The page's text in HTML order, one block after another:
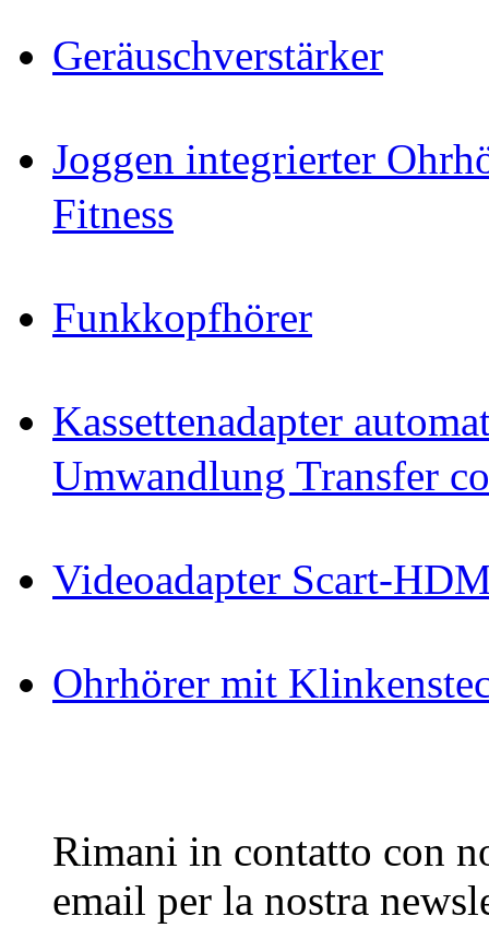
Geräuschverstärker
Joggen integrierter
Fitness
Funkkopfhörer
Kassettenadapter
Umwandlung Transfer
Videoadapter Scart-
Ohrhörer mit
Rimani in contatto con
email per la nostra